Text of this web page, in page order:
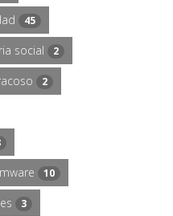
45
social 2
2
10
3